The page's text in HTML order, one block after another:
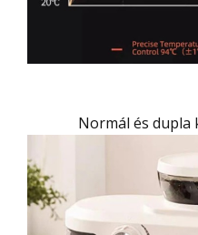
Normál és